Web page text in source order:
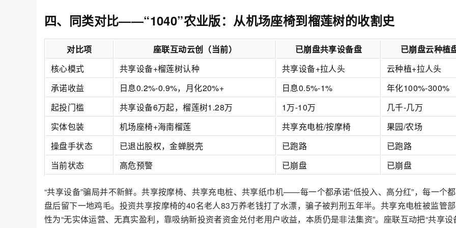
四、同类对比——“1040”农业版：从机场座椅到榴莲树的收割史
对比项 座联互动云创（当前） 已崩盘共享设备盘
已崩盘云种植
核心模式
共享设备+榴莲树认种 共享设备+拉人头
云种植+拉人头
承诺收益
日息0.2%-0.9%，月化20%+ 日息0.5%-1%
年化100%-300%
起投门槛
共享设备6万起，榴莲树1.28万 1万-10万
几千-几万
实体包装
机场座椅+海南榴莲 共享充电桩/按摩椅
果园/农场
操盘手状态
已退出股权，金蝉脱壳 已跑路
已跑路
当前状态
高危预警 已崩盘 已崩盘
“共享设备”骗局并不新鲜。共享按摩椅、共享充电桩、共享纸巾机——每一个都承诺“低投入、高分红”，每一个
盘后留下一地鸡毛。投资共享按摩椅的40名老人83万养老钱打了水漂，骗子被判刑五年半。共享充电桩被监管
性为“无实体运营、无真实盈利，靠吸纳新投资者资金兑付老用户收益，本质仍是非法集资”。座联互动把“共享设